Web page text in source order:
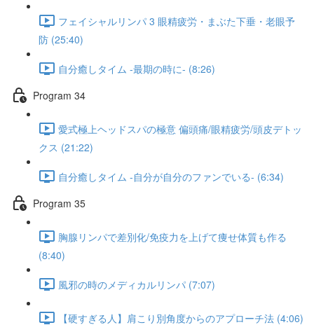
フェイシャルリンパ 3 眼精疲労・まぶた下垂・老眼予
防 (25:40)
自分癒しタイム -最期の時に- (8:26)
Program 34
愛式極上ヘッドスパの極意 偏頭痛/眼精疲労/頭皮デトッ
クス (21:22)
自分癒しタイム -自分が自分のファンでいる- (6:34)
Program 35
胸腺リンパで差別化/免疫力を上げて痩せ体質も作る
(8:40)
風邪の時のメディカルリンパ (7:07)
【硬すぎる人】肩こり別角度からのアプローチ法 (4:06)